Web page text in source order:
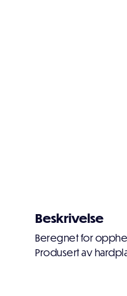
Beskrivelse
Beregnet for
Produsert av